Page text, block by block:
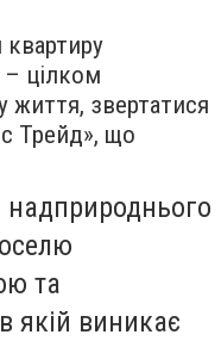
квартиру
цілком
життя, звертатися
Трейд», що
надприроднього
та
якій виникає